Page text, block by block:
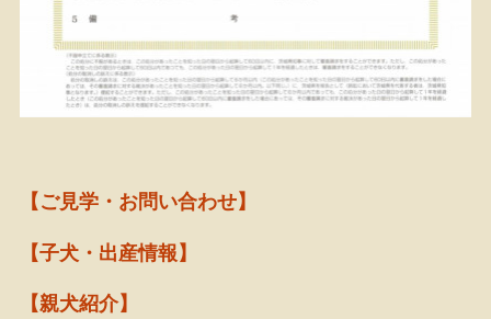
【ご見学・お問い合わせ】
【子犬・出産情報】
【親犬紹介】